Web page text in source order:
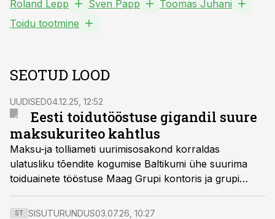
Roland Lepp Sven Papp
Toomas Juhani
Toidu tootmine
SEOTUD LOOD
UUDISED04.12.25, 12:52
Eesti toidutööstuse gigandil suure
maksukuriteo kahtlus
Maksu-ja tolliameti uurimisosakond korraldas
ulatusliku tõendite kogumise Baltikumi ühe suurima
toiduainete tööstuse Maag Grupi kontoris ja grupi
isikutega seotud elukohtades. Amet kahtlustab
ettevõtet suures tulumaksupettuses.
ST SISUTURUNDUS03.07.26, 10:27